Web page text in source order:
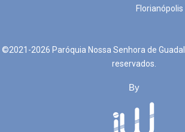
Florianópolis
©2021-2026 Paróquia Nossa Senhora de
reservados.
By